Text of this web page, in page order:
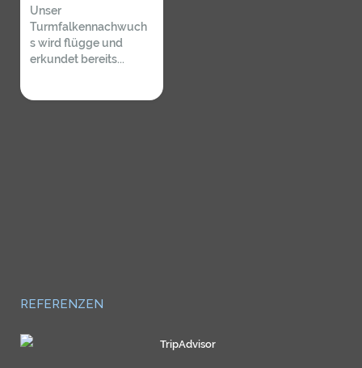
Unser
Turmfalkennachwuch
s wird flügge und
erkundet bereits...
REFERENZEN